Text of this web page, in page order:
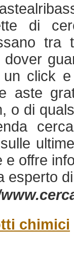
di
tra
dover
un click
aste
o di
e offre
esperto
chimici